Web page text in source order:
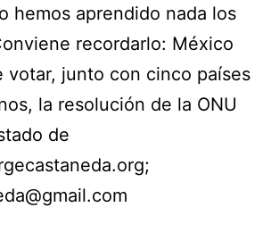
hemos aprendido nada los
recordarlo: México
votar, junto con cinco países
la resolución de la ONU
de